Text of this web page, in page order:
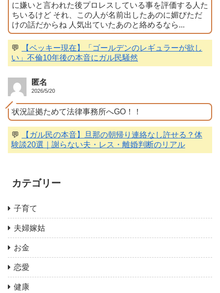
に嫌いと言われた後プロレスしている事を評価する人た
ちいるけど それ、この人が名前出したあのに媚びただ
けの話だからね 人気出ていたあのと絡めるなら...
💬
【ベッキー現在】「ゴールデンのレギュラーが欲し
い」不倫10年後の本音にガル民騒然
匿名
2026/5/20
状況証拠ためて法律事務所へGO！！
💬
【ガル民の本音】旦那の朝帰り連絡なし許せる？体
験談20選｜謝らない夫・レス・離婚判断のリアル
カテゴリー
子育て
夫婦嫁姑
お金
恋愛
健康